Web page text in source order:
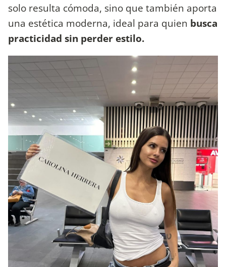
solo resulta cómoda, sino que también aporta
una estética moderna, ideal para quien busca
practicidad sin perder estilo.